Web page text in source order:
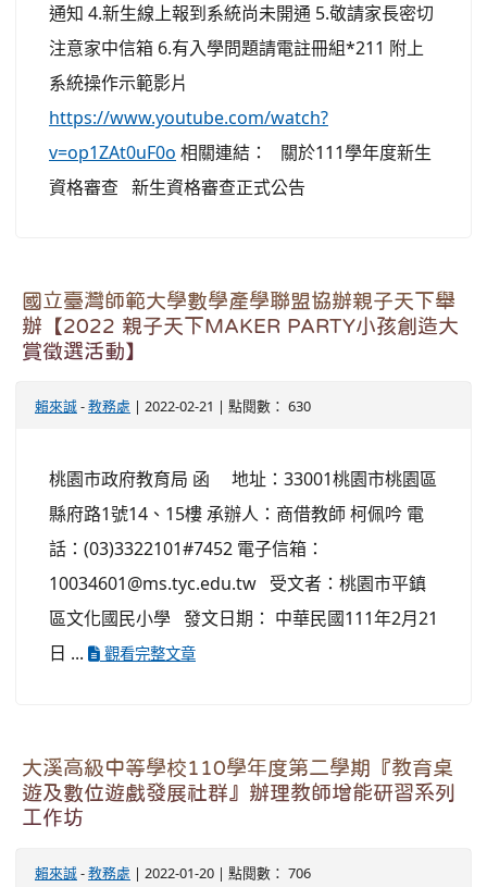
通知 4.新生線上報到系統尚未開通 5.敬請家長密切
注意家中信箱 6.有入學問題請電註冊組*211 附上
系統操作示範影片
https://www.youtube.com/watch?
v=op1ZAt0uF0o 相關連結： 關於111學年度新生
資格審查 新生資格審查正式公告
國立臺灣師範大學數學產學聯盟協辦親子天下舉
辦【2022 親子天下MAKER PARTY小孩創造大
賞徵選活動】
賴來誠-教務處 | 2022-02-21 | 點閱數： 630
桃園市政府教育局 函 地址：33001桃園市桃園區
縣府路1號14、15樓 承辦人：商借教師 柯佩吟 電
話：(03)3322101#7452 電子信箱：
10034601@ms.tyc.edu.tw 受文者：桃園市平鎮
區文化國民小學 發文日期： 中華民國111年2月21
日 ...
觀看完整文章
大溪高級中等學校110學年度第二學期『教育桌
遊及數位遊戲發展社群』辦理教師增能研習系列
工作坊
賴來誠-教務處 | 2022-01-20 | 點閱數： 706